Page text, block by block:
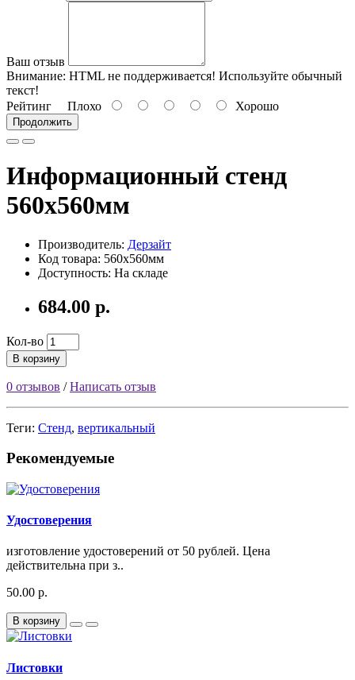
Ваш отзыв
Внимание: HTML не поддерживается! Используйте обычный
текст!
Рейтинг Плохо Хорошо
Продолжить
Информационный стенд
560х560мм
Производитель: Дерзайт
Код товара: 560х560мм
Доступность: На складе
684.00 р.
Кол-во
В корзину
0 отзывов /Написать отзыв
Теги: Стенд, вертикальный
Рекомендуемые
Удостоверения
изготовление удостоверений от 50 рублей. Цена
действительна при з..
50.00 р.
В корзину
Листовки